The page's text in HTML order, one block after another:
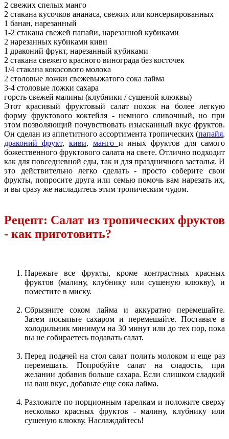
2 свежих спелых манго
2 стакана кусочков ананаса, свежих или консервированных
1 банан, нарезанный
1-2 стакана свежей папайи, нарезанной кубиками
2 нарезанных кубиками киви
1 драконий фрукт, нарезанный кубиками
2 стакана свежего красного винограда без косточек
1/4 стакана кокосового молока
2 столовые ложки свежевыжатого сока лайма
3-4 столовые ложки сахара
горсть свежей малины (клубники / сушеной клюквы)
Этот красивый фруктовый салат похож на более легкую
форму фруктового коктейля - немного сливочный, но при
этом позволяющий почувствовать изысканный вкус фруктов.
Он сделан из аппетитного ассортимента тропических (папайя,
драконий фрукт, киви, манго и иных фруктов для самого
божественного фруктового салата на свете. Отлично подходит
как для повседневной еды, так и для праздничного застолья. И
это действительно легко сделать - просто соберите свои
фрукты, попросите друга или семью помочь вам нарезать их,
и вы сразу же насладитесь этим тропическим чудом.
Рецепт: Салат из тропических фруктов
- как приготовить?
Нарежьте все фрукты, кроме контрастных красных
фруктов (малину, клубнику или сушеную клюкву), и
поместите в миску.
Сбрызните соком лайма и аккуратно перемешайте.
Затем посыпьте сахаром и перемешайте. Поставьте в
холодильник минимум на 30 минут или до тех пор, пока
вы не собираетесь подавать салат.
Перед подачей на стол салат полить молоком и еще раз
перемешать. Попробуйте салат на сладость, при
желании добавив больше сахара. Если слишком сладкий
на ваш вкус, добавьте еще сока лайма.
Разложите по порционным тарелкам и положите сверху
несколько красных фруктов - малину, клубнику или
сушеную клюкву. Наслаждайтесь!